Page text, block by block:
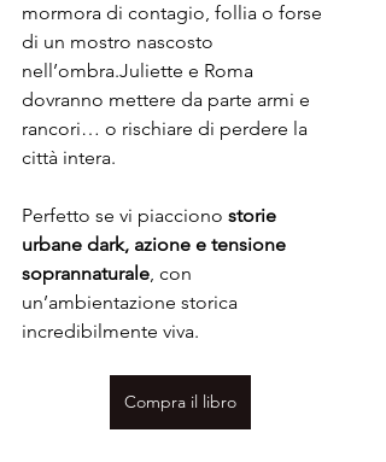
mormora di contagio, follia o forse
di un mostro nascosto
nell’ombra.Juliette e Roma
dovranno mettere da parte armi e
rancori… o rischiare di perdere la
città intera.
Perfetto se vi piacciono storie
urbane dark, azione e tensione
soprannaturale, con
un’ambientazione storica
incredibilmente viva.
Compra il libro